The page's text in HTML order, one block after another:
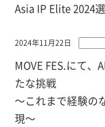
Asia IP Elite 2024
2024年11月22日
MOVE FES.にて、
たな挑戦
～これまで経験の
現～